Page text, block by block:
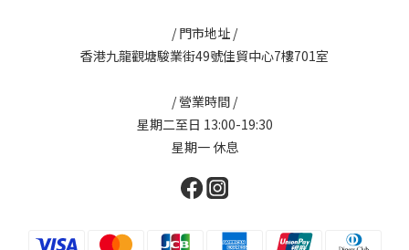
/ 門市地址 /
香港九龍觀塘駿業街49號佳貿中心7樓701室
/ 營業時間 /
星期二至日 13:00-19:30
星期一 休息